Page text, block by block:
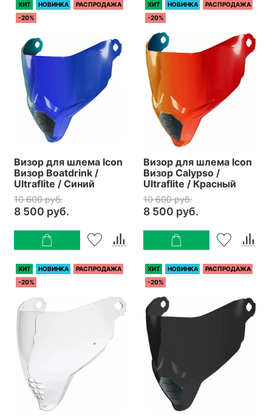
ХИТ НОВИНКА
РАСПРОДАЖА
-20%
Визор для шлема Icon
Визор Boatdrink /
Ultraflite / Синий
10 600 руб.
8 500 руб.
ХИТ НОВИНКА
РАСПРОДАЖА
-20%
Визор для шлема Icon
Визор Calypso /
Ultraflite / Красный
10 600 руб.
8 500 руб.
ХИТ НОВИНКА
РАСПРОДАЖА
-20%
ХИТ НОВИНКА
РАСПРОДАЖА
-20%